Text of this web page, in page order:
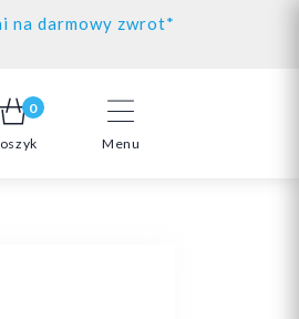
na darmowy zwrot*
Menu
0